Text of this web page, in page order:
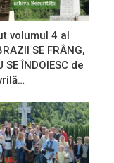
volumul 4 al
SE FRÂNG,
SE ÎNDOIESC de